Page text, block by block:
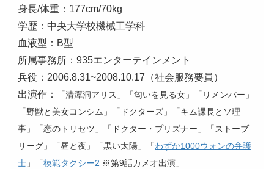
身長/体重：177cm/70kg
学歴：中央大学校機械工学科
血液型：B型
所属事務所：935エンターテインメント
兵役：2006.8.31~2008.10.17（社会服務要員）
出演作：
「清潭洞アリス」「匂いを見る女」「リメンバー」
「野獣と美女コンシム」「ドクターズ」「キム課長とソ理
事」「恋のトリセツ」「ドクター・プリズナー」「ストーブ
リーグ」「昼と夜」「黒い太陽」「わずか1000ウォンの弁護
士 」「模範タクシー2 ※第9話カメオ出演」